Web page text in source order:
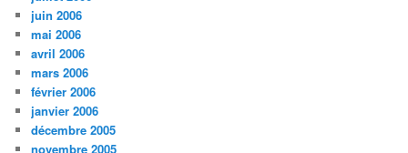
juin 2006
mai 2006
avril 2006
mars 2006
février 2006
janvier 2006
décembre 2005
novembre 2005